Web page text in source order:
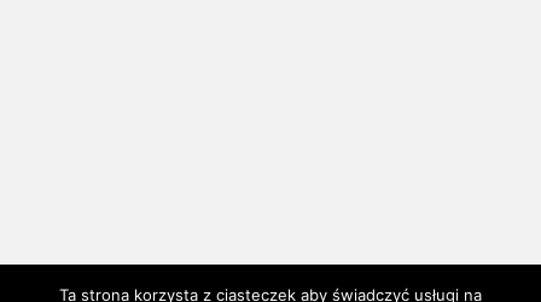
Ta strona korzysta z ciasteczek aby świadczyć usługi na